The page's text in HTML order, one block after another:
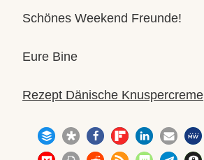
Schönes Weekend Freunde!
Eure Bine
Rezept Dänische Knuspercreme